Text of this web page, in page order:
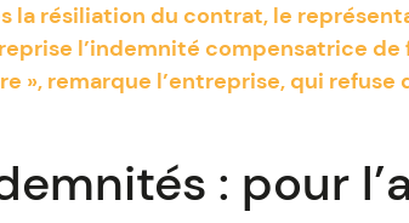
la résiliation du contrat, le
l’indemnité compensatrice
», remarque l’entreprise, qui refuse
: pour